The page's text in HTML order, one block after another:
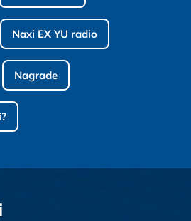
Naxi EX YU radio
Nagrade